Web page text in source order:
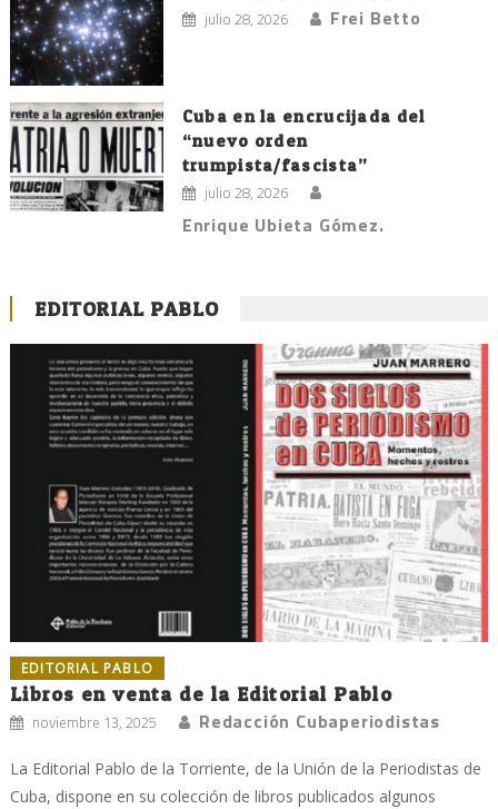
julio 28, 2026 Frei Betto
Cuba en la encrucijada del
“nuevo orden
trumpista/fascista”
julio 28, 2026
Enrique Ubieta Gómez.
EDITORIAL PABLO
EDITORIAL PABLO
Libros en venta de la Editorial Pablo
noviembre 13, 2025 Redacción Cubaperiodistas
La Editorial Pablo de la Torriente, de la Unión de la Periodistas de
Cuba, dispone en su colección de libros publicados algunos